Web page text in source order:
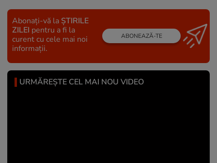
Abonați-vă la ȘTIRILE
ZILEI pentru a fi la
curent cu cele mai noi
informații.
ABONEAZĂ-TE
URMĂREȘTE CEL MAI NOU VIDEO